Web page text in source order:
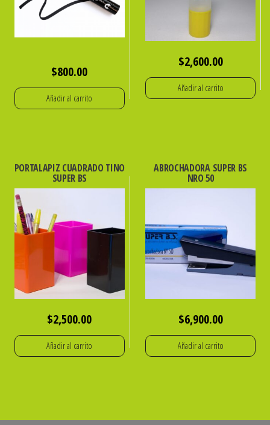
$800.00
Añadir al carrito
$2,600.00
Añadir al carrito
PORTALAPIZ CUADRADO TINO
SUPER BS
$2,500.00
Añadir al carrito
ABROCHADORA SUPER BS
NRO 50
$6,900.00
Añadir al carrito